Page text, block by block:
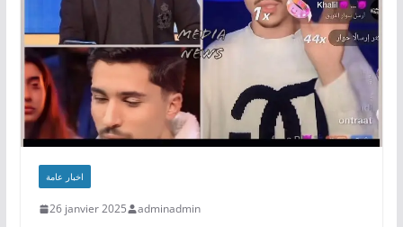
اخبار عامة
26 janvier 2025 adminadmin